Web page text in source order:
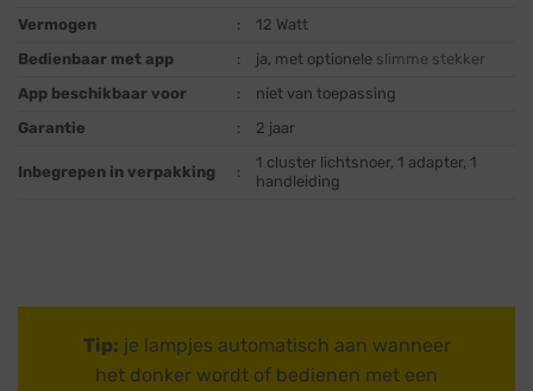
Vermogen :
12 Watt
Bedienbaar met app
: ja, met optionele slimme stekker
App beschikbaar voor
:
niet van toepassing
Garantie
: 2 jaar
Inbegrepen in verpakking :
1 cluster lichtsnoer, 1 adapter, 1
handleiding
Tip: je lampjes automatisch aan wanneer
het donker wordt of bedienen met een